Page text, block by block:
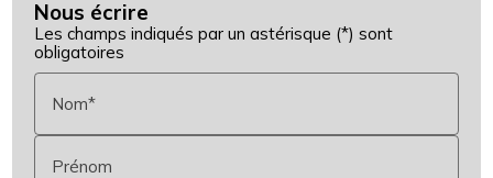
Nous écrire
Les champs indiqués par un astérisque (*) sont
obligatoires
Nom*
Prénom